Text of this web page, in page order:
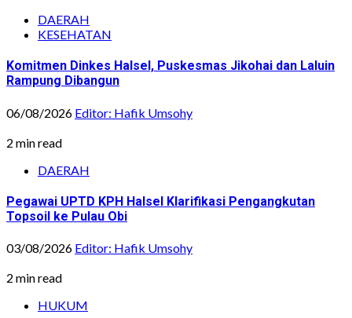
DAERAH
KESEHATAN
Komitmen Dinkes Halsel, Puskesmas Jikohai dan Laluin
Rampung Dibangun
06/08/2026 Editor: Hafik Umsohy
2 min read
DAERAH
Pegawai UPTD KPH Halsel Klarifikasi Pengangkutan
Topsoil ke Pulau Obi
03/08/2026 Editor: Hafik Umsohy
2 min read
HUKUM